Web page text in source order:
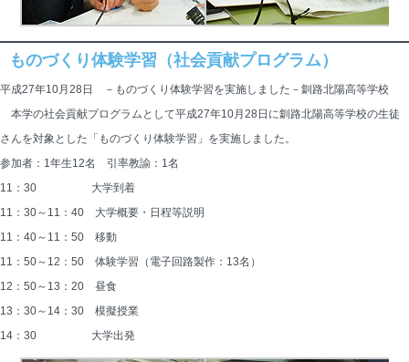
ものづくり体験学習（社会貢献プログラム）
平成27年10月28日 －ものづくり体験学習を実施しました－釧路北陽高等学校
本学の社会貢献プログラムとして平成27年10月28日に釧路北陽高等学校の生徒
さんを対象とした「ものづくり体験学習」を実施しました。
参加者：1年生12名 引率教諭：1名
11：30　　　　　大学到着
11：30～11：40　大学概要・日程等説明
11：40～11：50　移動
11：50～12：50　体験学習（電子回路製作：13名）
12：50～13：20　昼食
13：30～14：30　模擬授業
14：30　　　　　大学出発